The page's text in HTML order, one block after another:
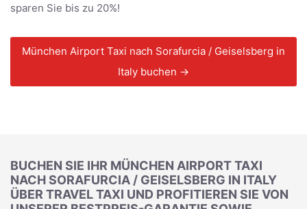
sparen Sie bis zu 20%!
München Airport Taxi nach Sorafurcia / Geiselsberg in
Italy buchen →
BUCHEN SIE IHR MÜNCHEN AIRPORT TAXI
NACH SORAFURCIA / GEISELSBERG IN ITALY
ÜBER TRAVEL TAXI UND PROFITIEREN SIE VON